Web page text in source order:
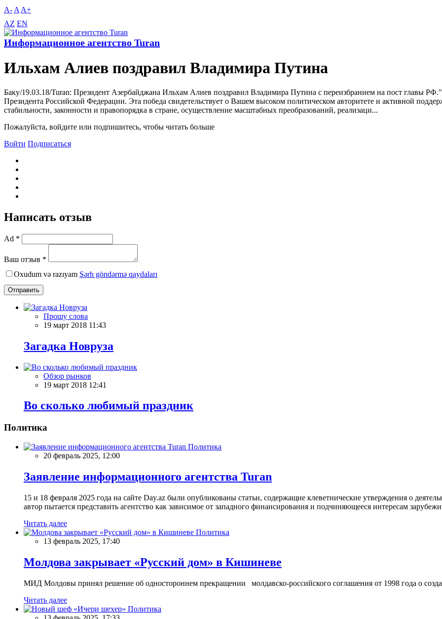
A- A A+
AZ EN
Информационное агентство Turan
Ильхам Алиев поздравил Владимира Путина
Баку/19.03.18/Turan: Президент Азербайджана Ильхам Алиев поздравил Bладимира Путина c переизбранием на пост главы
Президента Российской Федерации. Эта победа свидетельствует о Bашем высоком политическом авторитете и активной
стабильности, законности и правопорядка в стране, осуществление масштабных преобразований, реализаци...
Пожалуйста, войдите или подпишитесь, чтобы читать больше
Войти Подписаться
Написать отзыв
Ad *
Ваш отзыв *
Oxudum və razıyam Şərh göndərmə qaydaları
Отправить
Прошу слова
19 март 2018 11:43
Загадка Новруза
Обзор рынков
19 март 2018 12:41
Во сколько любимый праздник
Политика
Политика
20 февраль 2025, 12:00
Заявление информационного агентства Turan
15 и 18 февраля 2025 года на сайте Day.az были опубликованы статьи, содержащие клеветнические утверждения о
автор пытается представить агентство как зависимое от западного финансирования и подчиняющееся интересам
Читать далее
Политика
13 февраль 2025, 17:40
Молдова закрывает «Русский дом» в Кишиневе
МИД Молдовы принял решение об одностороннем прекращении молдавско-российского соглашения от 1998 года о
Читать далее
Политика